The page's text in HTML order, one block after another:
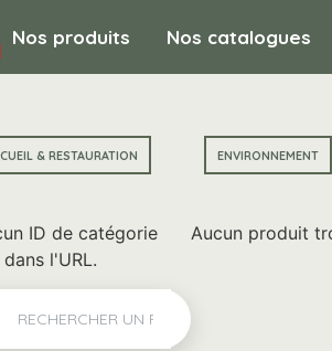
Nos produits Nos catalogues
& RESTAURATION ENVIRONNEMENT
ID de catégorie
l'URL.
Aucun produit